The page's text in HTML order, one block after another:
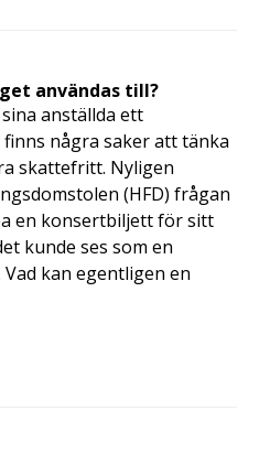
användas till?
anställda ett
några saker att tänka
skattefritt. Nyligen
(HFD) frågan
en konsertbiljett för sitt
kunde ses som en
kan egentligen en